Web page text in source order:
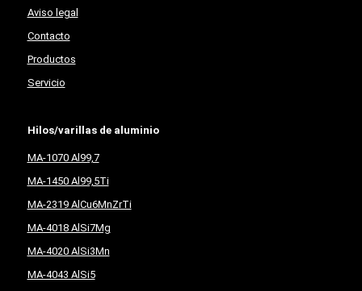
Aviso legal
Contacto
Productos
Servicio
Hilos/varillas de aluminio
MA-1070 Al99,7
MA-1450 Al99,5Ti
MA-2319 AlCu6MnZrTi
MA-4018 AlSi7Mg
MA-4020 AlSi3Mn
MA-4043 AlSi5